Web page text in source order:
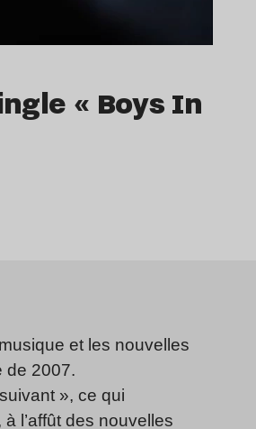
« Boys In
et les nouvelles
de 2007.
», ce qui
l’affût des nouvelles